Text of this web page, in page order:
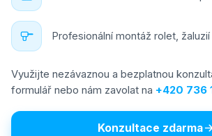
Profesionální montáž rolet,
Využijte nezávaznou a bezplatnou
formulář nebo nám zavolat na +420 736
Konzultace zdarma